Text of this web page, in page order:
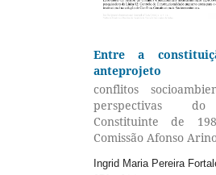
Entre a
anteprojeto
conflitos
perspectivas
Constituinte de
Comissão Afonso
Ingrid Maria Pereira